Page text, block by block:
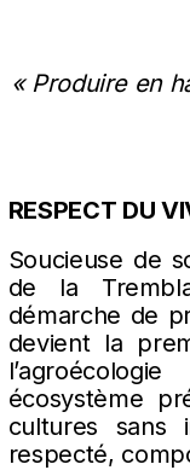
«Produire en
RESPECT DU
Soucieuse de
de la
démarche de
devient la
écosystème
cultures sans
respecté,